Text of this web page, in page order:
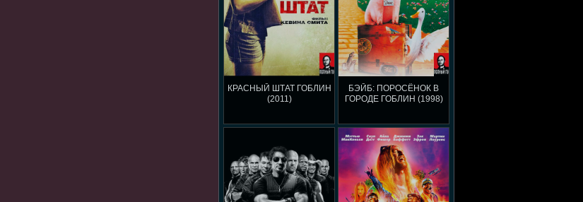
КРАСНЫЙ ШТАТ ГОБЛИН
(2011)
БЭЙБ: ПОРОСЁНОК В
ГОРОДЕ ГОБЛИН (1998)